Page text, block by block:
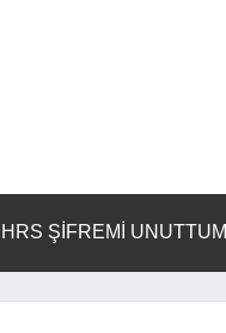
ŞIFREMI UNUTTUM